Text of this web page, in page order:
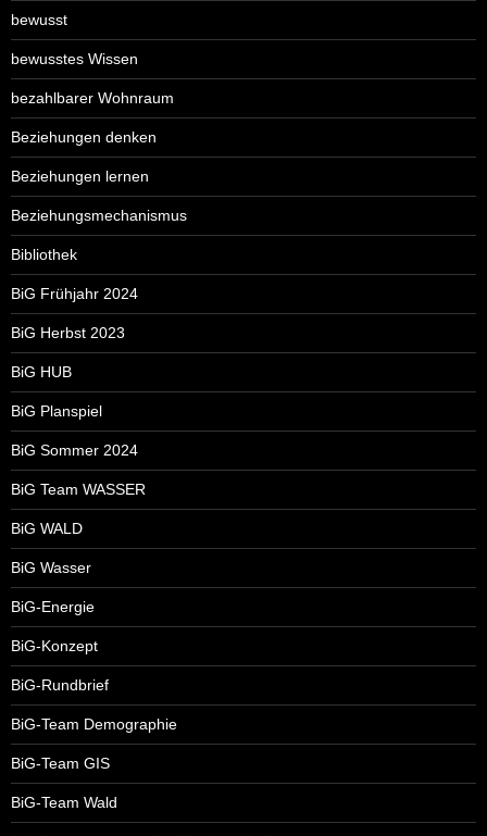
bewusst
bewusstes Wissen
bezahlbarer Wohnraum
Beziehungen denken
Beziehungen lernen
Beziehungsmechanismus
Bibliothek
BiG Frühjahr 2024
BiG Herbst 2023
BiG HUB
BiG Planspiel
BiG Sommer 2024
BiG Team WASSER
BiG WALD
BiG Wasser
BiG-Energie
BiG-Konzept
BiG-Rundbrief
BiG-Team Demographie
BiG-Team GIS
BiG-Team Wald